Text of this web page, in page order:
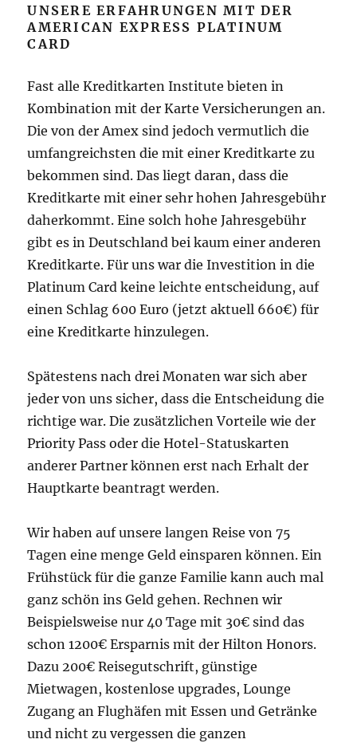
UNSERE ERFAHRUNGEN MIT DER
AMERICAN EXPRESS PLATINUM
CARD
Fast alle Kreditkarten Institute bieten in
Kombination mit der Karte Versicherungen an.
Die von der Amex sind jedoch vermutlich die
umfangreichsten die mit einer Kreditkarte zu
bekommen sind. Das liegt daran, dass die
Kreditkarte mit einer sehr hohen Jahresgebühr
daherkommt. Eine solch hohe Jahresgebühr
gibt es in Deutschland bei kaum einer anderen
Kreditkarte. Für uns war die Investition in die
Platinum Card keine leichte entscheidung, auf
einen Schlag 600 Euro (jetzt aktuell 660€) für
eine Kreditkarte hinzulegen.
Spätestens nach drei Monaten war sich aber
jeder von uns sicher, dass die Entscheidung die
richtige war. Die zusätzlichen Vorteile wie der
Priority Pass oder die Hotel-Statuskarten
anderer Partner können erst nach Erhalt der
Hauptkarte beantragt werden.
Wir haben auf unsere langen Reise von 75
Tagen eine menge Geld einsparen können. Ein
Frühstück für die ganze Familie kann auch mal
ganz schön ins Geld gehen. Rechnen wir
Beispielsweise nur 40 Tage mit 30€ sind das
schon 1200€ Ersparnis mit der Hilton Honors.
Dazu 200€ Reisegutschrift, günstige
Mietwagen, kostenlose upgrades, Lounge
Zugang an Flughäfen mit Essen und Getränke
und nicht zu vergessen die ganzen